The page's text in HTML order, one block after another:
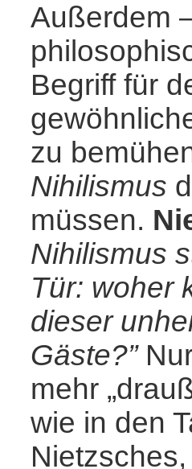
Außerdem
Begriff für
zu
Nihilismus
müssen.
Nihilismus
Tür: woher
dieser
Gäste?”
mehr
wie in den